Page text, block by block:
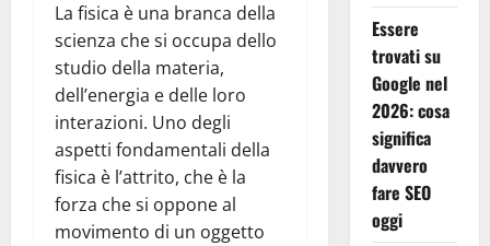
La fisica è una branca della
scienza che si occupa dello
studio della materia,
dell’energia e delle loro
interazioni. Uno degli
aspetti fondamentali della
fisica è l’attrito, che è la
forza che si oppone al
movimento di un oggetto
Essere
trovati su
Google nel
2026: cosa
significa
davvero
fare SEO
oggi